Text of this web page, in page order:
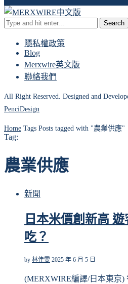
Search
隱私權政策
Blog
Merxwire英文版
聯絡我們
All Right Reserved. Designed and
PenciDesign
Home Tags Posts tagged with "農業供應"
Tag:
農業供應
新聞
日本米價創新高
吃？
by 林佳雯 2025 年 6 月 5 日
(MERXWIRE編譯/日本東京)